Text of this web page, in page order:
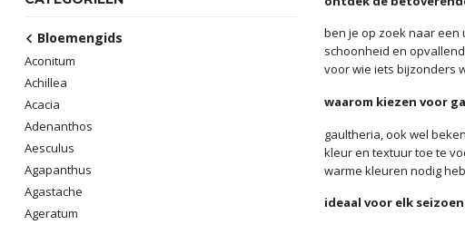
Bloemengids
Aconitum
Achillea
Acacia
Adenanthos
Aesculus
Agapanthus
Agastache
Ageratum
ben je op zoek naar een
schoonheid en
voor wie iets bijzonders
waarom kiezen voor
gaultheria, ook wel
kleur en textuur toe te
warme kleuren nodig
ideaal voor elk seizoen